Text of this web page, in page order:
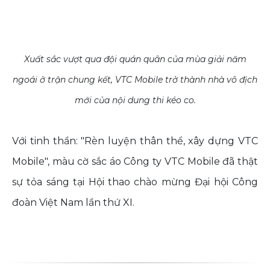
Xuất sắc vượt qua đội quán quân của mùa giải năm
ngoái ở trận chung kết, VTC Mobile trở thành nhà vô địch
mới của nội dung thi kéo co.
Với tinh thần: "Rèn luyện thân thể, xây dựng VTC
Mobile", màu cờ sắc áo Công ty VTC Mobile đã thật
sự tỏa sáng tại Hội thao chào mừng Đại hội Công
đoàn Việt Nam lần thứ XI.